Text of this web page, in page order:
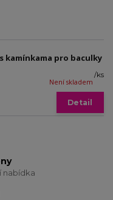
pro baculky
/ks
Není skladem
Detail
nabídka